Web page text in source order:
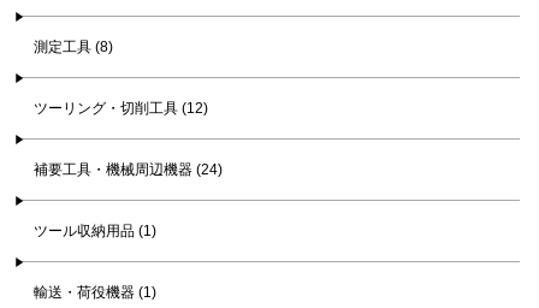
測定工具 (8)
ツーリング・切削工具 (12)
補要工具・機械周辺機器 (24)
ツール収納用品 (1)
輸送・荷役機器 (1)